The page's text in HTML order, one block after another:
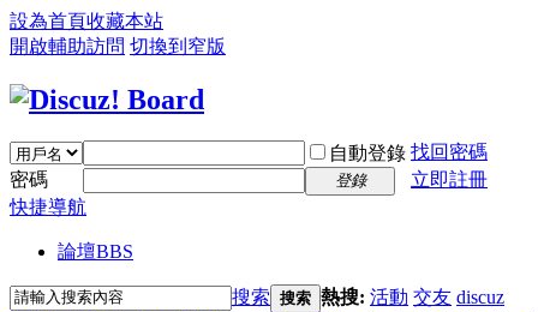
設為首頁收藏本站
開啟輔助訪問 切換到窄版
自動登錄 找回密碼
密碼
登錄
立即註冊
快捷導航
論壇BBS
搜索 搜索 熱搜: 活動 交友 discuz